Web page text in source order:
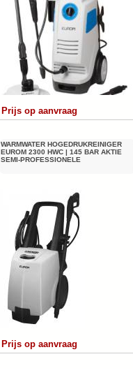
Prijs op aanvraag
WARMWATER HOGEDRUKREINIGER
EUROM 2300 HWC | 145 BAR AKTIE
SEMI-PROFESSIONELE
Prijs op aanvraag